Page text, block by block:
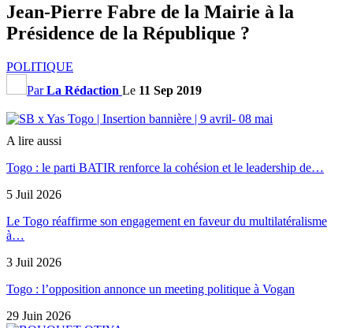
Jean-Pierre Fabre de la Mairie à la
Présidence de la République ?
POLITIQUE
ParLa Rédaction Le 11 Sep 2019
A lire aussi
Togo : le parti BATIR renforce la cohésion et le leadership de…
5 Juil 2026
Le Togo réaffirme son engagement en faveur du multilatéralisme
à…
3 Juil 2026
Togo : l’opposition annonce un meeting politique à Vogan
29 Juin 2026